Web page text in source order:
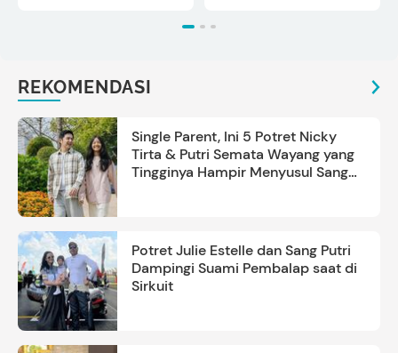
REKOMENDASI
Single Parent, Ini 5 Potret Nicky
Tirta & Putri Semata Wayang yang
Tingginya Hampir Menyusul Sang
Potret Julie Estelle dan Sang Putri
Dampingi Suami Pembalap saat di
Sirkuit